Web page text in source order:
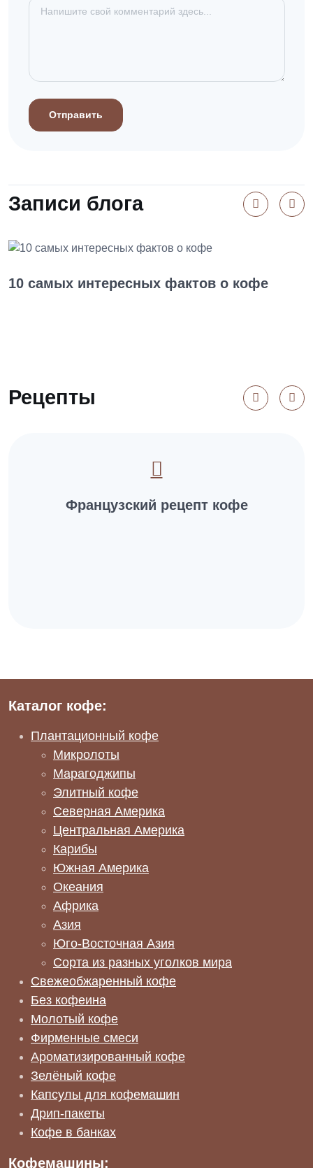
Отправить
Записи блога
10 самых интересных фактов о кофе
Рецепты
Французский рецепт кофе
Каталог кофе:
Плантационный кофе
Микролоты
Марагоджипы
Элитный кофе
Северная Америка
Центральная Америка
Карибы
Южная Америка
Океания
Африка
Азия
Юго-Восточная Азия
Сорта из разных уголков мира
Свежеобжаренный кофе
Без кофеина
Молотый кофе
Фирменные смеси
Ароматизированный кофе
Зелёный кофе
Капсулы для кофемашин
Дрип-пакеты
Кофе в банках
Кофемашины: